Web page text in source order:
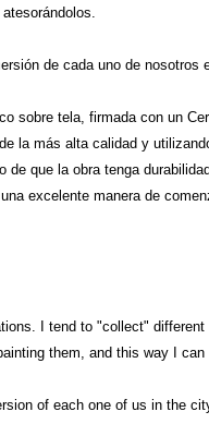
de cada uno de nosotros
sobre tela, firmada con un
la más alta calidad y
de que la obra tenga
excelente manera de
I tend to "collect" different
them, and this way I can
of each one of us in the